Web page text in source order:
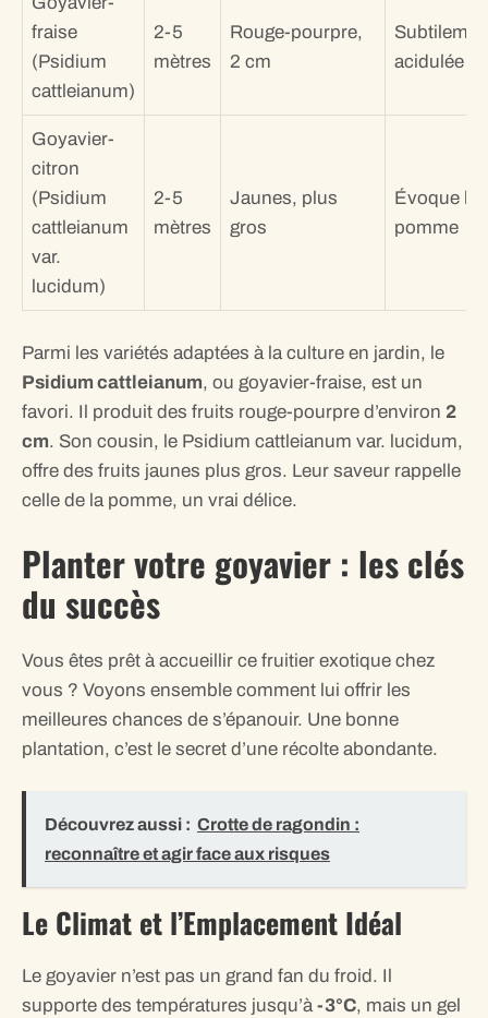
fraise
(Psidium
cattleianum)
2-5
mètres
Rouge-pourpre,
2 cm
acidulée
Goyavier-
citron
(Psidium
cattleianum
var.
lucidum)
2-5
mètres
Jaunes, plus
gros
Évoque la
pomme
Parmi les variétés adaptées à la culture en jardin, le
Psidium cattleianum, ou goyavier-fraise, est un
favori. Il produit des fruits rouge-pourpre d’environ 2
cm. Son cousin, le Psidium cattleianum var. lucidum,
offre des fruits jaunes plus gros. Leur saveur rappelle
celle de la pomme, un vrai délice.
Planter votre goyavier : les clés
du succès
Vous êtes prêt à accueillir ce fruitier exotique chez
vous ? Voyons ensemble comment lui offrir les
meilleures chances de s’épanouir. Une bonne
plantation, c’est le secret d’une récolte abondante.
Découvrez aussi : Crotte de ragondin :
reconnaître et agir face aux risques
Le Climat et l’Emplacement Idéal
Le goyavier n’est pas un grand fan du froid. Il
supporte des températures jusqu’à-3°C, mais un gel